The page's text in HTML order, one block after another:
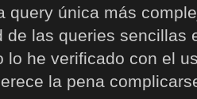
query única más
de las queries sencillas
lo he verificado con el
la pena